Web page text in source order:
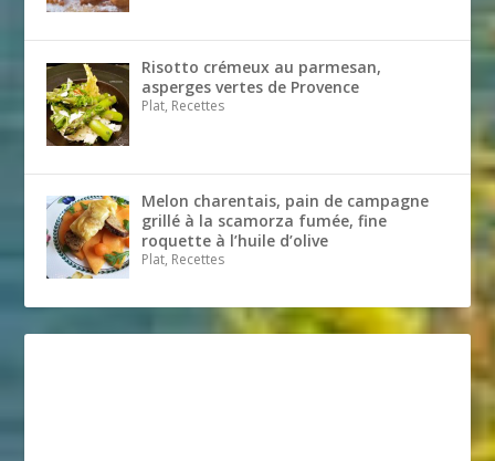
Risotto crémeux au parmesan,
asperges vertes de Provence
Plat, Recettes
Melon charentais, pain de campagne
grillé à la scamorza fumée, fine
roquette à l’huile d’olive
Plat, Recettes